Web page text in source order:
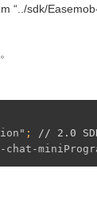
“../sdk/
; // 2.0
chat-